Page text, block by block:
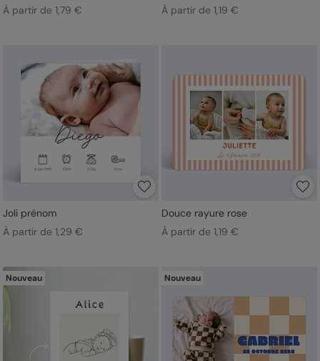
À partir de 1,79 €
À partir de 1,19 €
Joli prénom
À partir de 1,29 €
Douce rayure rose
À partir de 1,19 €
Nouveau Nouveau